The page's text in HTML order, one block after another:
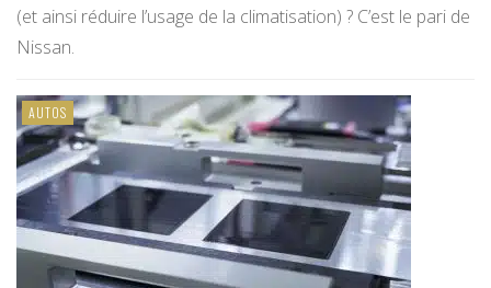
(et ainsi réduire l’usage de la climatisation) ? C’est le pari de
Nissan.
AUTOS